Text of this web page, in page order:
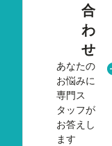
合
わ
せ
あなたの
お悩みに
専門ス
タッフが
お答えし
ます